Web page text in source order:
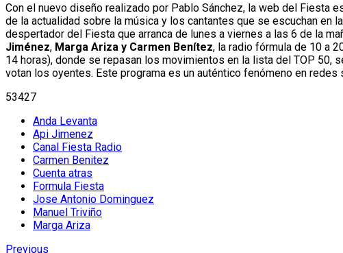
Con el nuevo diseño realizado por Pablo Sánchez, la web del Fiesta
de la actualidad sobre la música y los cantantes que se escuchan en
despertador del Fiesta que arranca de lunes a viernes a las 6 de la
Jiménez, Marga Ariza y Carmen Benítez, la radio fórmula de 10 a
14 horas), donde se repasan los movimientos en la lista del TOP 50,
votan los oyentes. Este programa es un auténtico fenómeno en redes
53427
Anda Levanta
Api Jimenez
Canal Fiesta Radio
Carmen Benitez
Cuenta atras
Formula Fiesta
Jose Antonio Dominguez
Manuel Triviño
Marga Ariza
Previous